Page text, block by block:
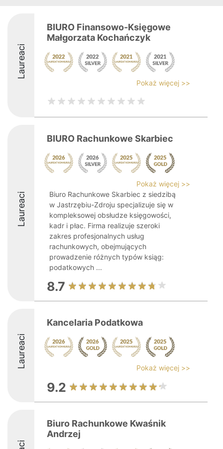
Laureaci
BIURO Finansowo-Księgowe
Małgorzata Kochańczyk
Pokaż więcej >>
Laureaci
BIURO Rachunkowe Skarbiec
Pokaż więcej >>
Biuro Rachunkowe Skarbiec z siedzibą
w Jastrzębiu-Zdroju specjalizuje się w
kompleksowej obsłudze księgowości,
kadr i płac. Firma realizuje szeroki
zakres profesjonalnych usług
rachunkowych, obejmujących
prowadzenie różnych typów ksiąg:
podatkowych ...
8.7
Laureaci
Kancelaria Podatkowa
Pokaż więcej >>
9.2
Biuro Rachunkowe Kwaśnik
Andrzej